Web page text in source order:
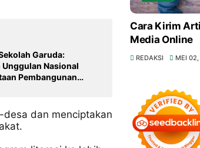
Garuda:
Unggulan Nasional
Pembangunan
dan menciptakan
Cara Kirim
Media Online
REDAKSI MEI